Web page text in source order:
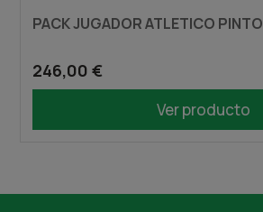
PACK JUGADOR ATLETICO PINTO
246,00 €
Ver producto